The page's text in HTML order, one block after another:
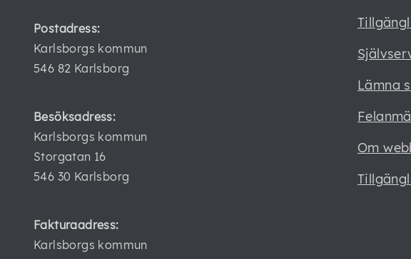
Postadress:
Karlsborgs kommun
546 82 Karlsborg
Besöksadress:
Karlsborgs kommun
Storgatan 16
546 30 Karlsborg
Fakturaadress:
Karlsborgs kommun
Lämna
Om